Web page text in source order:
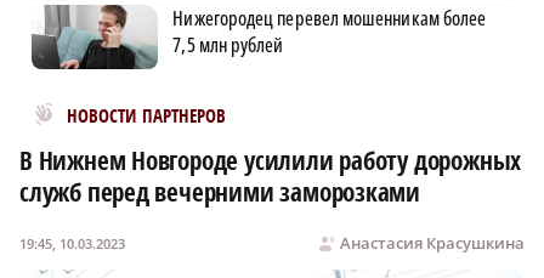
Нижегородец перевел мошенникам более
7,5 млн рублей
НОВОСТИ ПАРТНЕРОВ
Новости МирТесен
В Нижнем Новгороде усилили работу дорожных
служб перед вечерними заморозками
Анастасия Красушкина
19:45, 10.03.2023